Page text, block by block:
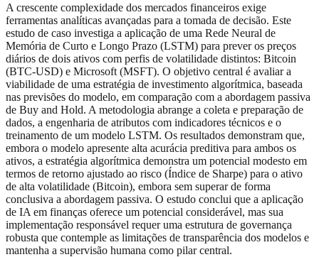
A crescente complexidade dos mercados financeiros exige
ferramentas analíticas avançadas para a tomada de decisão. Este
estudo de caso investiga a aplicação de uma Rede Neural de
Memória de Curto e Longo Prazo (LSTM) para prever os preços
diários de dois ativos com perfis de volatilidade distintos: Bitcoin
(BTC-USD) e Microsoft (MSFT). O objetivo central é avaliar a
viabilidade de uma estratégia de investimento algorítmica, baseada
nas previsões do modelo, em comparação com a abordagem passiva
de Buy and Hold. A metodologia abrange a coleta e preparação de
dados, a engenharia de atributos com indicadores técnicos e o
treinamento de um modelo LSTM. Os resultados demonstram que,
embora o modelo apresente alta acurácia preditiva para ambos os
ativos, a estratégia algorítmica demonstra um potencial modesto em
termos de retorno ajustado ao risco (Índice de Sharpe) para o ativo
de alta volatilidade (Bitcoin), embora sem superar de forma
conclusiva a abordagem passiva. O estudo conclui que a aplicação
de IA em finanças oferece um potencial considerável, mas sua
implementação responsável requer uma estrutura de governança
robusta que contemple as limitações de transparência dos modelos e
mantenha a supervisão humana como pilar central.